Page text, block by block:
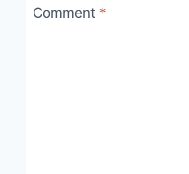
Comment *